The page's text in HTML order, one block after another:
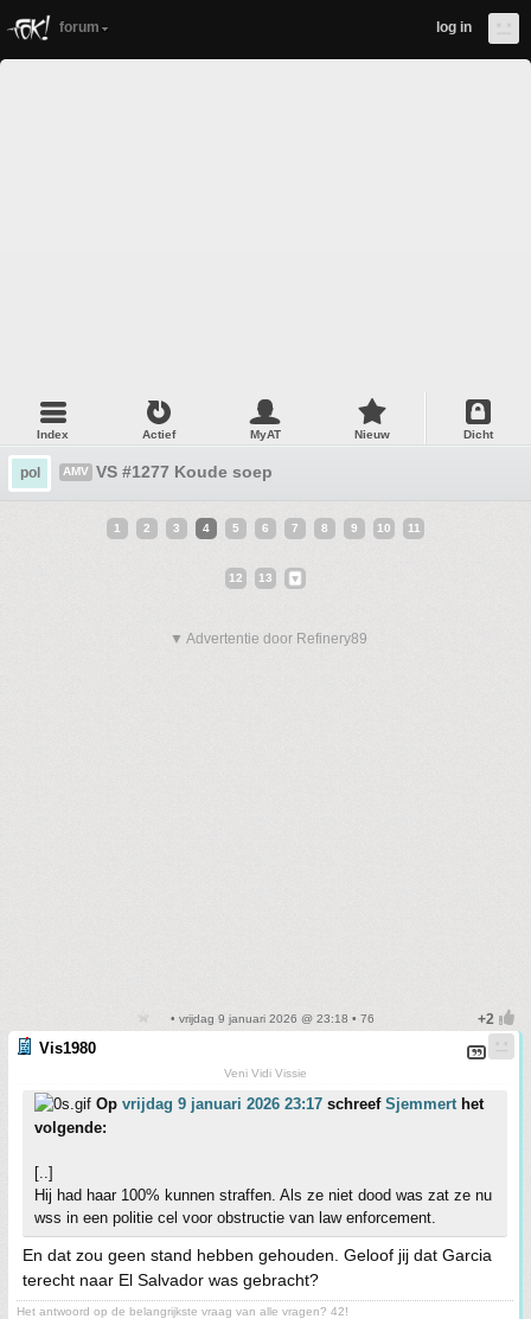
forum log in
Index Actief MyAT Nieuw Dicht
pol AMV VS #1277 Koude soep
1 2 3 4 5 6 7 8 9 10 11
12 13
▼ Advertentie door Refinery89
• vrijdag 9 januari 2026 @ 23:18 • 76
Vis1980
Veni Vidi Vissie
Op vrijdag 9 januari 2026 23:17 schreef Sjemmerthet
volgende:
[..]
Hij had haar 100% kunnen straffen. Als ze niet dood was zat ze nu
wss in een politie cel voor obstructie van law enforcement.
En dat zou geen stand hebben gehouden. Geloof jij dat Garcia
terecht naar El Salvador was gebracht?
Het antwoord op de belangrijkste vraag van alle vragen? 42!